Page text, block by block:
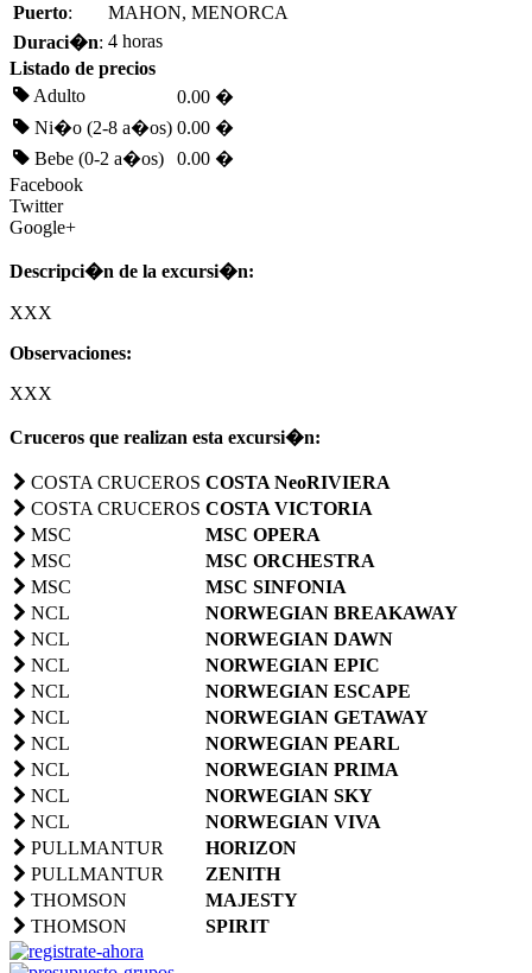
Puerto:
MAHON, MENORCA
Duraci�n: 4 horas
Listado de precios
Adulto
0.00 �
Ni�o (2-8 a�os) 0.00 �
Bebe (0-2 a�os)
0.00 �
Facebook
Twitter
Google+
Descripci�n de la excursi�n:
XXX
Observaciones:
XXX
Cruceros que realizan esta excursi�n:
COSTA CRUCEROS COSTA NeoRIVIERA
COSTA CRUCEROS COSTA VICTORIA
MSC
MSC OPERA
MSC
MSC ORCHESTRA
MSC
MSC SINFONIA
NCL
NORWEGIAN BREAKAWAY
NCL
NORWEGIAN DAWN
NCL
NORWEGIAN EPIC
NCL
NORWEGIAN ESCAPE
NCL
NORWEGIAN GETAWAY
NCL
NORWEGIAN PEARL
NCL
NORWEGIAN PRIMA
NCL
NORWEGIAN SKY
NCL
NORWEGIAN VIVA
PULLMANTUR
HORIZON
PULLMANTUR
ZENITH
THOMSON
MAJESTY
THOMSON
SPIRIT